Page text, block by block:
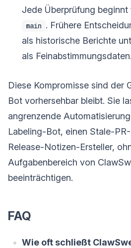
Jede Überprüfung
main . Frühere
als historische Berichte
als Feinabstimmungsdaten.
Diese Kompromisse sind der
Bot vorhersehbar bleibt. Sie
angrenzende
Labeling-Bot, einen Stale-
Release-Notizen-Ersteller,
Aufgabenbereich von
beeinträchtigen.
FAQ
Wie oft schließt